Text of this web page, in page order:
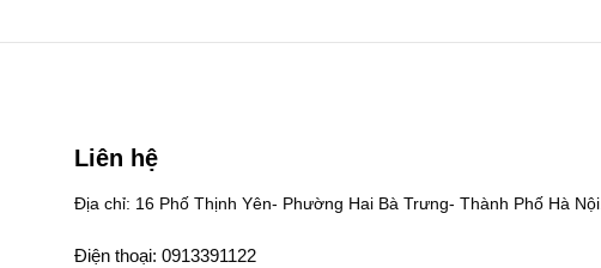
Liên hệ
Địa chỉ: 16 Phố Thịnh Yên- Phường Hai Bà Trưng- Thành Phố Hà Nội.
Điện thoại: 0913391122